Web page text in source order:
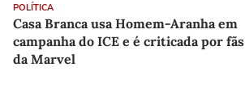
POLÍTICA
Casa Branca usa Homem-Aranha em
campanha do ICE e é criticada por fãs
da Marvel